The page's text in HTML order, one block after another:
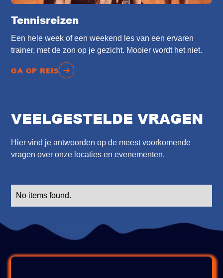
Tennisreizen
Een hele week of een weekend les van een ervaren
trainer, met de zon op je gezicht. Mooier wordt het niet.
GA OP REIS
VEELGESTELDE VRAGEN
Hier vind je antwoorden op de meest voorkomende
vragen over onze locaties en evenementen.
No items found.